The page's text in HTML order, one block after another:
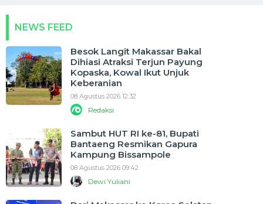
NEWS FEED
Besok Langit Makassar Bakal
Dihiasi Atraksi Terjun Payung
Kopaska, Kowal Ikut Unjuk
Keberanian
08 Agustus 2026 12:32
Redaksi
Sambut HUT RI ke-81, Bupati
Bantaeng Resmikan Gapura
Kampung Bissampole
08 Agustus 2026 09:42
Dewi Yuliani